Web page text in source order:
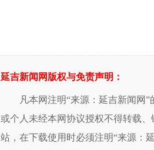
延吉新闻网版权与免责声明：
凡本网注明“来源：延吉新闻网
或个人未经本网协议授权不得转载
站，在下载使用时必须注明“来源：